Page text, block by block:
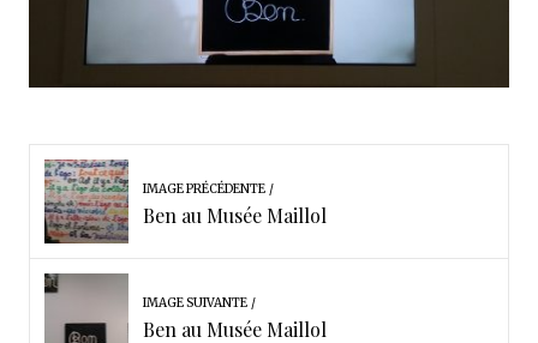
IMAGE PRÉCÉDENTE
Ben au Musée Maillol
IMAGE SUIVANTE
Ben au Musée Maillol